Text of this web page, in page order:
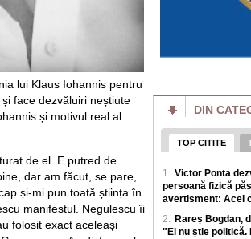
lui Klaus Iohannis pentru
face dezvăluiri neștiute
și motivul real al
de el. E putred de
dar am făcut, se pare,
și-mi pun toată știința în
manifestul. Negulescu îi
folosit exact aceleași
in natura, o
Calul orb care
concurează
alfabetului Braille
care concureaza
Elon Musk vrea
ce companie a
SpaceX a decis
inteligența
iar planul nu se
Inteligența
avertizează:
ei"
DIN
TOP CITITE
1. Victor Ponta
persoană fizică
avertisment: Acel
2. Rareș Bogdan,
"El nu știe politică.